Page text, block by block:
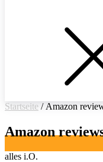
Startseite / Amazon
Amazon
alles i.O.